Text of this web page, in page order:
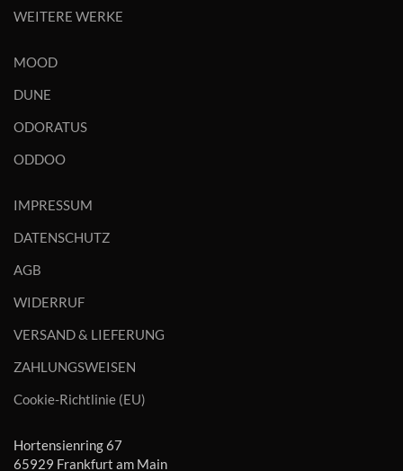
WEITERE WERKE
MOOD
DUNE
ODORATUS
ODDOO
IMPRESSUM
DATENSCHUTZ
AGB
WIDERRUF
VERSAND & LIEFERUNG
ZAHLUNGSWEISEN
Cookie-Richtlinie (EU)
Hortensienring 67
65929 Frankfurt am Main